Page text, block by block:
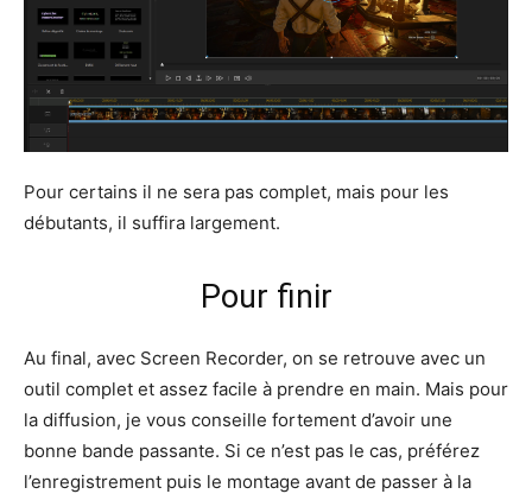
Pour certains il ne sera pas complet, mais pour les
débutants, il suffira largement.
Pour finir
Au final, avec Screen Recorder, on se retrouve avec un
outil complet et assez facile à prendre en main. Mais pour
la diffusion, je vous conseille fortement d’avoir une
bonne bande passante. Si ce n’est pas le cas, préférez
l’enregistrement puis le montage avant de passer à la